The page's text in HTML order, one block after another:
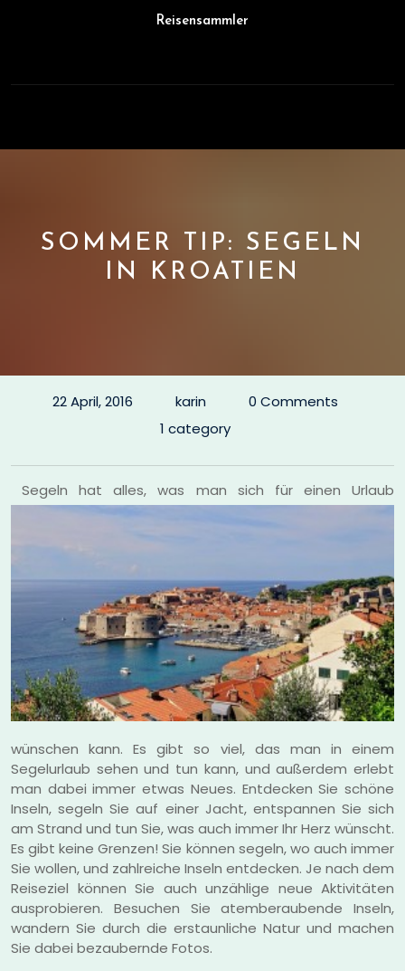
Reisensammler
Button
SOMMER TIP: SEGELN
IN KROATIEN
22 April, 2016 karin
0 Comments
1 category
Segeln hat alles, was man sich für einen Urlaub
wünschen kann. Es gibt so viel, das man in einem
Segelurlaub sehen und tun kann, und außerdem erlebt
man dabei immer etwas Neues. Entdecken Sie schöne
Inseln, segeln Sie auf einer Jacht, entspannen Sie sich
am Strand und tun Sie, was auch immer Ihr Herz wünscht.
Es gibt keine Grenzen! Sie können segeln, wo auch immer
Sie wollen, und zahlreiche Inseln entdecken. Je nach dem
Reiseziel können Sie auch unzählige neue Aktivitäten
ausprobieren. Besuchen Sie atemberaubende Inseln,
wandern Sie durch die erstaunliche Natur und machen
Sie dabei bezaubernde Fotos.